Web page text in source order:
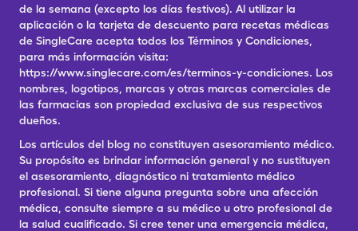
de la semana (excepto los días festivos). Al utilizar la
aplicación o la tarjeta de descuento para recetas médicas
de SingleCare acepta todos los Términos y Condiciones,
para más información visita:
https://www.singlecare.com/es/terminos-y-condiciones. Los
nombres, logotipos, marcas y otras marcas comerciales de
las farmacias son propiedad exclusiva de sus respectivos
dueños.
Los artículos del blog no constituyen asesoramiento médico.
Su propósito es brindar información general y no sustituyen
el asesoramiento, diagnóstico ni tratamiento médico
profesional. Si tiene alguna pregunta sobre una afección
médica, consulte siempre a su médico u otro profesional de
la salud cualificado. Si cree tener una emergencia médica,